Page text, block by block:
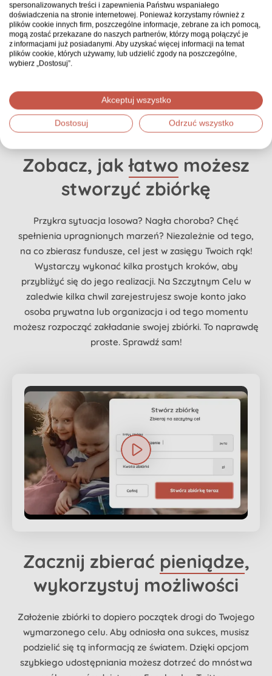
Wspieramy Ciebie na
Razem możemy zrobić
więcej
Zobacz, jakłatwo możesz
stworzyć zbiórkę
Przykra sytuacja losowa? Nagła choroba? Chęć
spełnienia upragnionych marzeń? Niezależnie od tego,
na co zbierasz fundusze, cel jest w zasięgu Twoich rąk!
Wystarczy wykonać kilka prostych kroków, aby
przybliżyć się do jego realizacji. Na Szczytnym Celu w
zaledwie kilka chwil zarejestrujesz swoje konto jako
osoba prywatna lub organizacja i od tego momentu
możesz rozpocząć zakładanie swojej zbiórki. To naprawdę
proste. Sprawdź sam!
Zacznij zbierać pieniądze,
wykorzystuj możliwości
Założenie zbiórki to dopiero początek drogi do Twojego
wymarzonego celu. Aby odniosła ona sukces, musisz
podzielić się tą informacją ze światem. Dzięki opcjom
szybkiego udostępniania możesz dotrzeć do mnóstwa
spersonalizowanych treści i zapewnienia Państwu wspaniałego
doświadczenia na stronie internetowej. Ponieważ korzystamy również z
plików cookie innych firm, poszczególne informacje, zebrane za ich pomocą,
mogą zostać przekazane do naszych partnerów, którzy mogą połączyć je
z informacjami już posiadanymi. Aby uzyskać więcej informacji na temat
plików cookie, których używamy, lub udzielić zgody na poszczególne,
wybierz „Dostosuj”.
Akceptuj wszystko
Dostosuj Odrzuć wszystko